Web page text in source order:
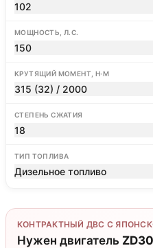
102
МОЩНОСТЬ, Л.С.
150
КРУТЯЩИЙ МОМЕНТ, Н·М
315 (32) / 2000
СТЕПЕНЬ СЖАТИЯ
18
ТИП ТОПЛИВА
Дизельное топливо
КОНТРАКТНЫЙ ДВС С
Нужен двигатель